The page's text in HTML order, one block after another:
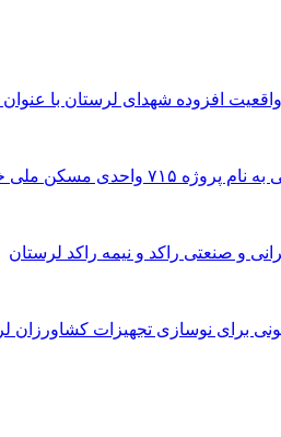
واقعیت افزوده شهدای لرستان با
مسکن ملی خرم آباد
و صنعتی راکد و نیمه راکد لرستان